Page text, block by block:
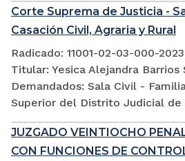
Corte Suprema de Justicia -
Casación Civil, Agraria y Rural
Radicado: 11001-02-03-000-
Titular: Yesica Alejandra Barrios
Demandados: Sala Civil -
Superior del Distrito Judicial de
JUZGADO VEINTIOCHO
CON FUNCIONES DE